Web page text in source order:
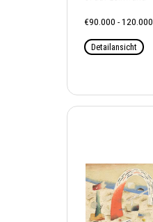
€90.000 - 120.000
Detailansicht